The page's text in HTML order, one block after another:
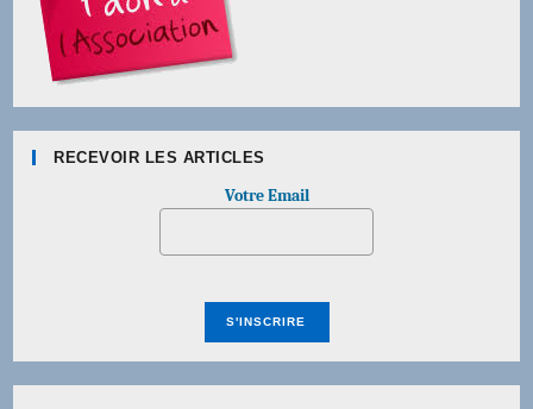
RECEVOIR LES ARTICLES
Votre Email